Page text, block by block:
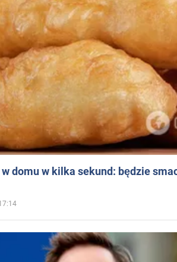
domu w kilka sekund: będzie